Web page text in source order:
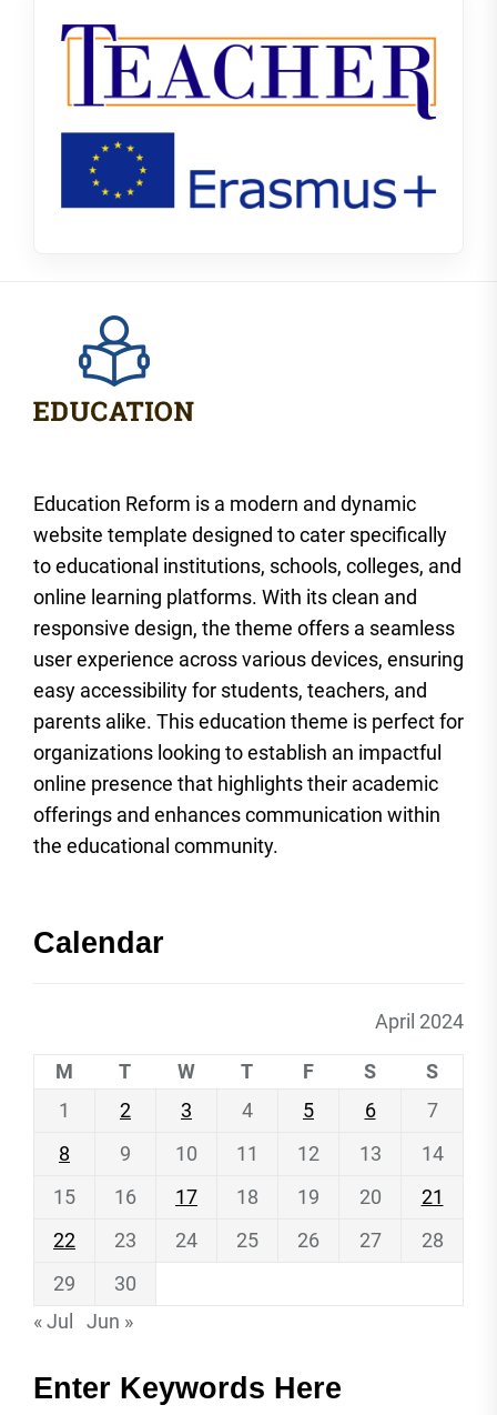
Education Reform is a modern and dynamic
website template designed to cater specifically
to educational institutions, schools, colleges, and
online learning platforms. With its clean and
responsive design, the theme offers a seamless
user experience across various devices, ensuring
easy accessibility for students, teachers, and
parents alike. This education theme is perfect for
organizations looking to establish an impactful
online presence that highlights their academic
offerings and enhances communication within
the educational community.
Calendar
April 2024
M T W T F S
S
1
2 3 4 5 6
7
8
9 10 11 12 13
14
15
16 17 18 19 20
21
22
23 24 25 26 27
28
29
30
« Jul
Jun »
Enter Keywords Here